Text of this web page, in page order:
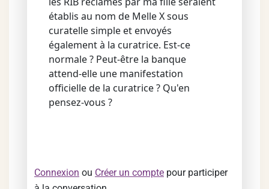
établis au nom de Melle X sous
curatelle simple et envoyés
également à la curatrice. Est-ce
normale ? Peut-être la banque
attend-elle une manifestation
officielle de la curatrice ? Qu'en
pensez-vous ?
Connexion ou Créer un compte pour participer